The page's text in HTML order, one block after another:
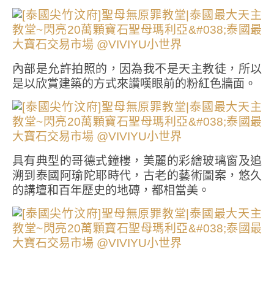
內部是允許拍照的，因為我不是天主教徒，所以
是以欣賞建築的方式來讚嘆眼前的粉紅色牆面。
具有典型的哥德式鐘樓，美麗的彩繪玻璃窗及追
溯到泰國阿瑜陀耶時代，古老的藝術圖案，悠久
的講壇和百年歷史的地磚，都相當美。